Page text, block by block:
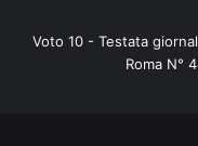
Voto 10 - Testata
Roma N°